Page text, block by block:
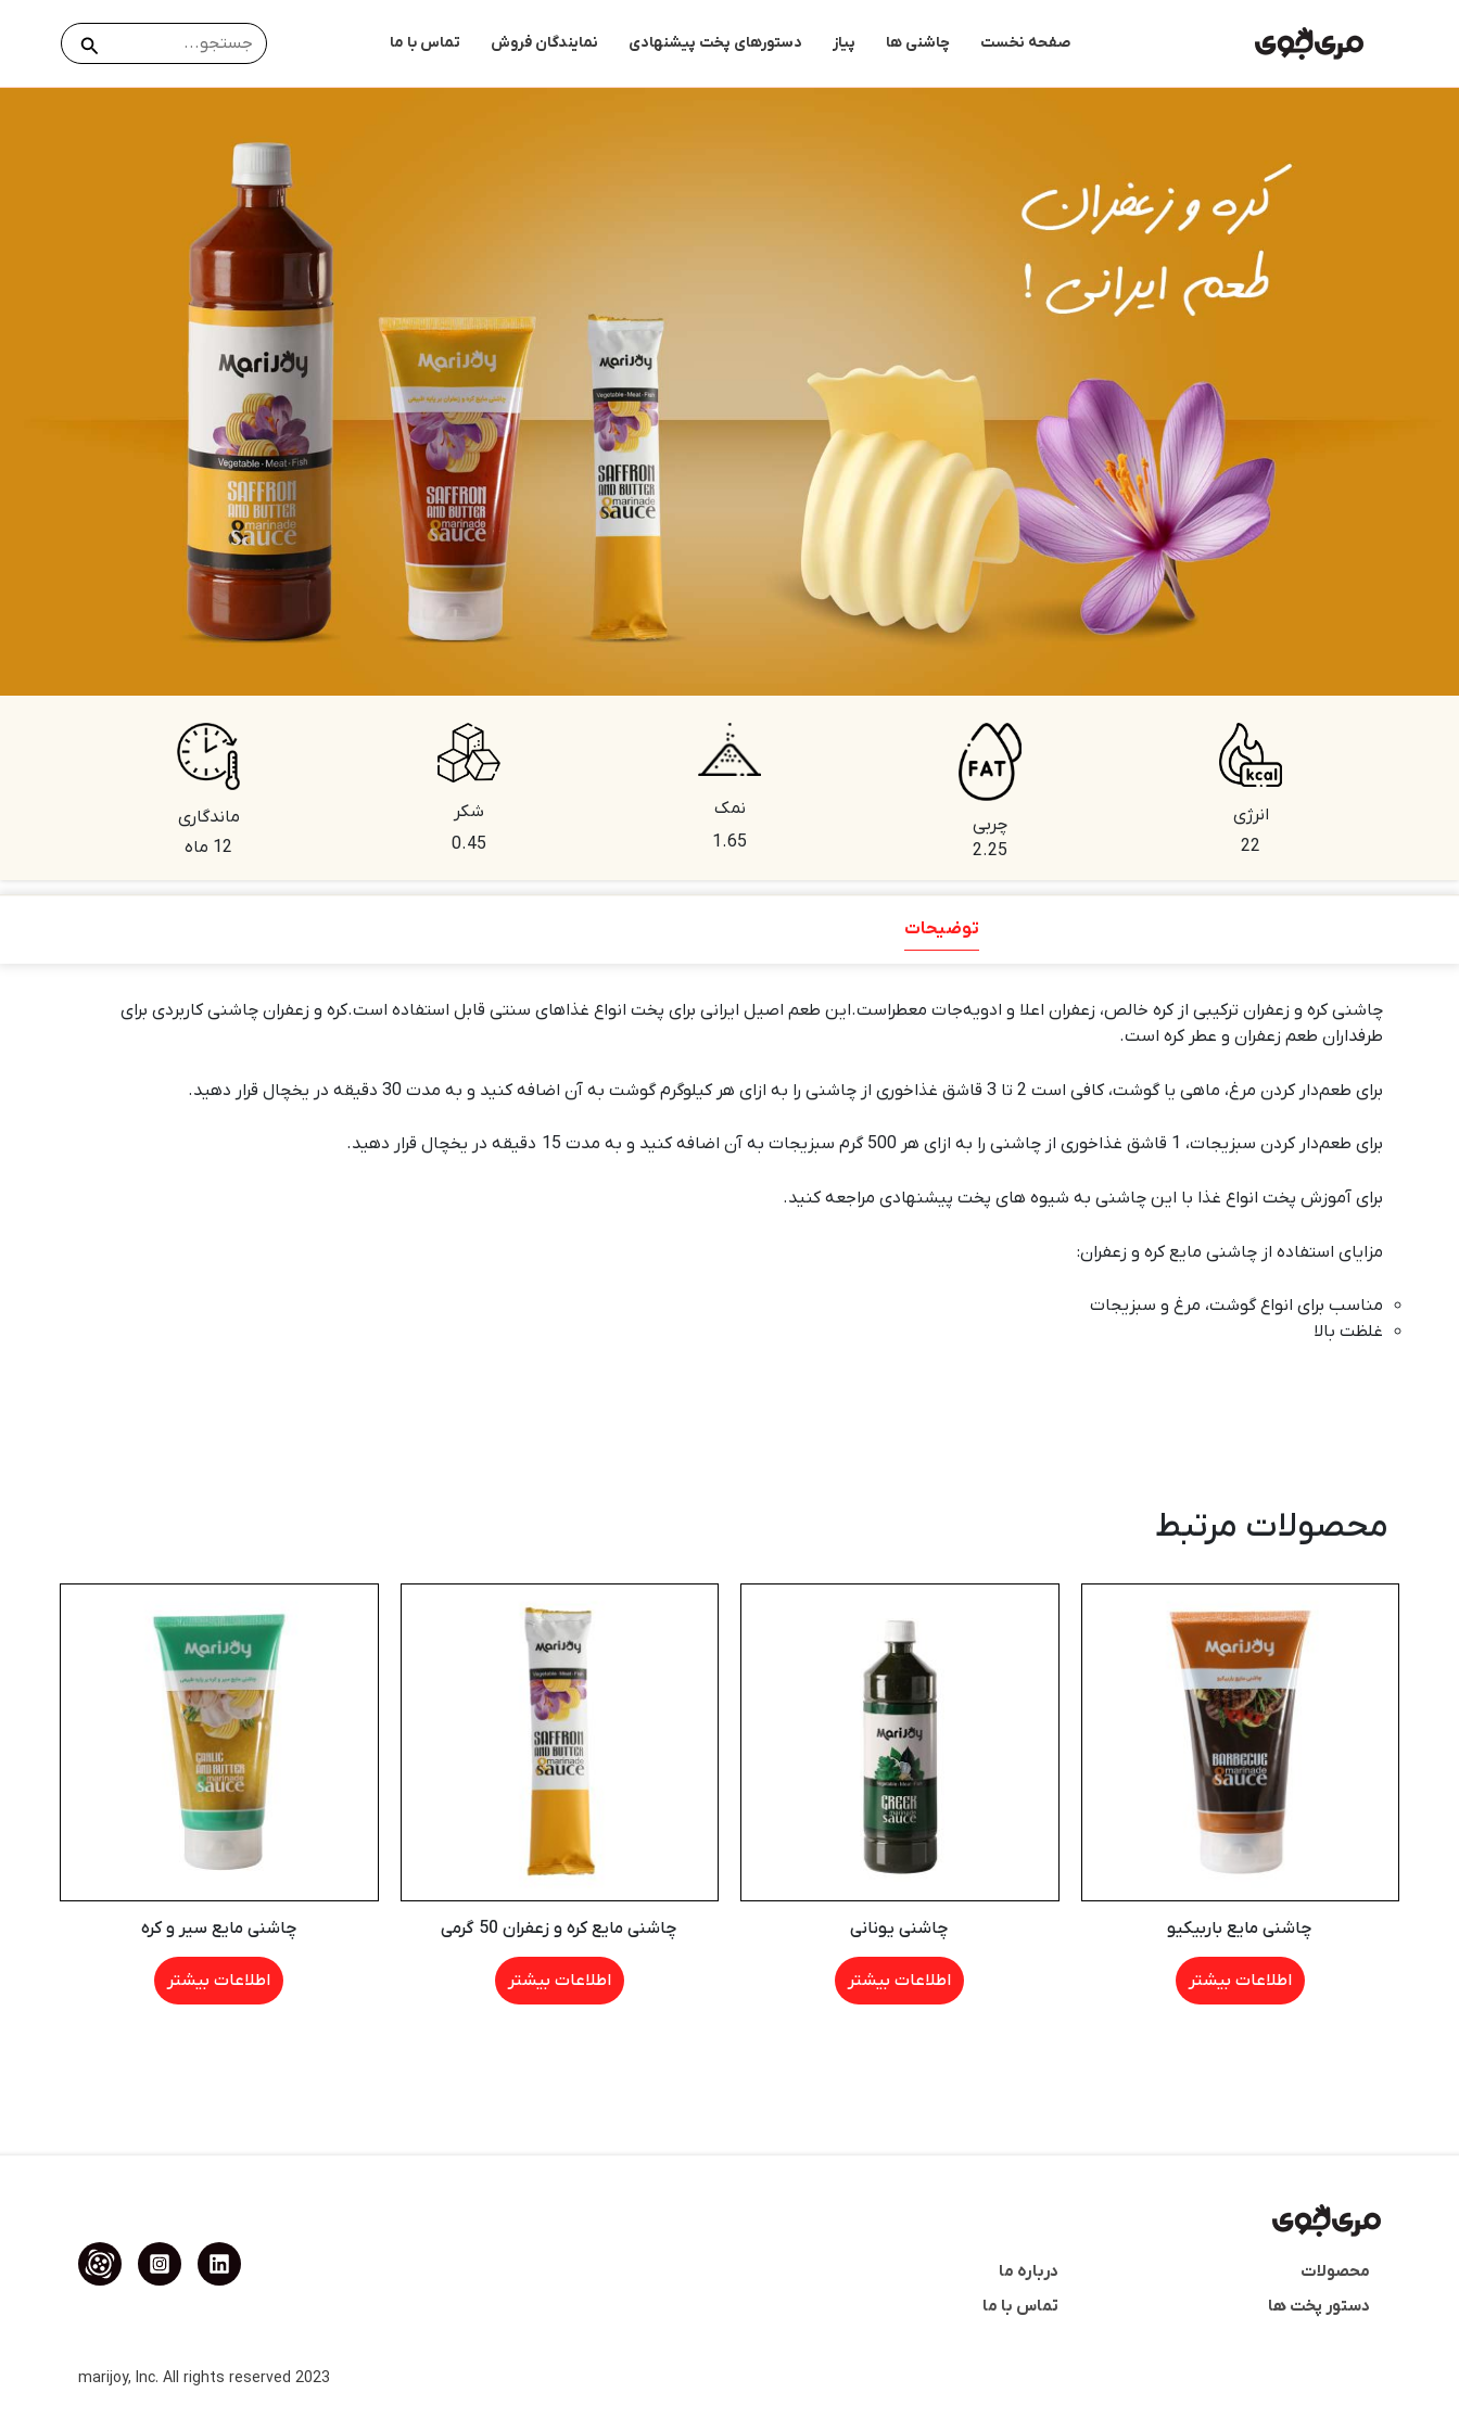
صفحه نخست چاشنی ها پیاز دستورهای پخت پیشنهادی نمایندگان فروش تماس با ما
جستجو
برای:
جستجو
انرژی
22
چربی
2.25
نمک
1.65
شکر
0.45
ماندگاری
12 ماه
توضیحات
چاشنی کره و زعفران ترکیبی از کره خالص، زعفران اعلا و ادویه‌جات معطراست.این طعم اصیل ایرانی برای پخت انواع غذاهای سنتی قابل استفاده است.کره و زعفران چاشنی کاربردی برای
طرفداران طعم زعفران و عطر کره است.
برای طعم‌دار کردن مرغ، ماهی یا گوشت، کافی است 2 تا 3 قاشق غذاخوری از چاشنی را به ازای هر کیلوگرم گوشت به آن اضافه کنید و به مدت 30 دقیقه در یخچال قرار دهید.
برای طعم‌دار کردن سبزیجات، 1 قاشق غذاخوری از چاشنی را به ازای هر 500 گرم سبزیجات به آن اضافه کنید و به مدت 15 دقیقه در یخچال قرار دهید.
برای آموزش پخت انواع غذا با این چاشنی به شیوه های پخت پیشنهادی مراجعه کنید.
مزایای استفاده از چاشنی مایع کره و زعفران:
مناسب برای انواع گوشت، مرغ و سبزیجات
غلظت بالا
محصولات مرتبط
چاشنی مایع باربیکیو
اطلاعات بیشتر
چاشنی یونانی
اطلاعات بیشتر
چاشنی مایع کره و زعفران 50 گرمی
اطلاعات بیشتر
چاشنی مایع سیر و کره
اطلاعات بیشتر
محصولات
دستور پخت ها
درباره ما
تماس با ما
2023 marijoy, Inc. All rights reserved